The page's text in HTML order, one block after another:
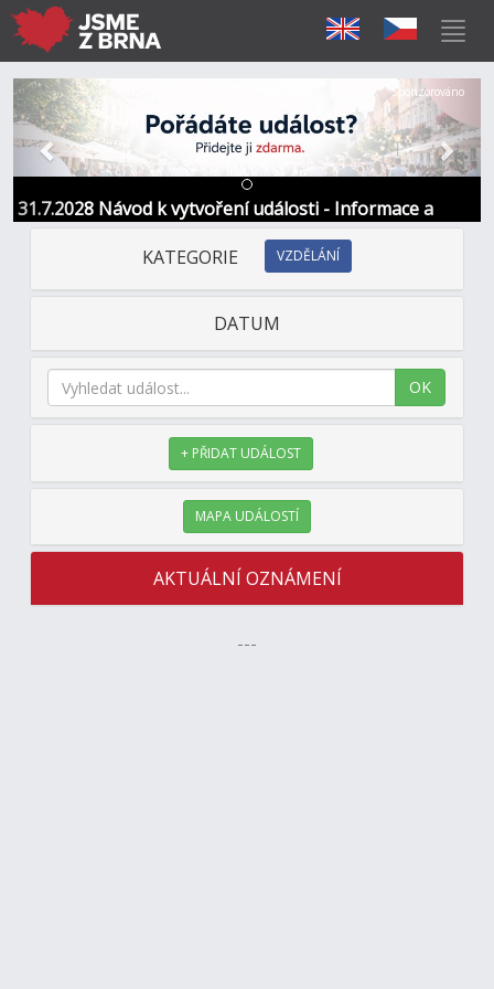
31.7.2028 Návod k vytvoření události - Informace a
kontakt
Předchozí Další
Sponzorováno
KATEGORIE VZDĚLÁNÍ
DATUM
OK
+ PŘIDAT UDÁLOST
MAPA UDÁLOSTÍ
AKTUÁLNÍ OZNÁMENÍ
---